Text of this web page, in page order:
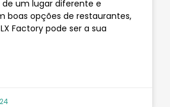
de um lugar diferente e
boas opções de restaurantes,
Factory pode ser a sua